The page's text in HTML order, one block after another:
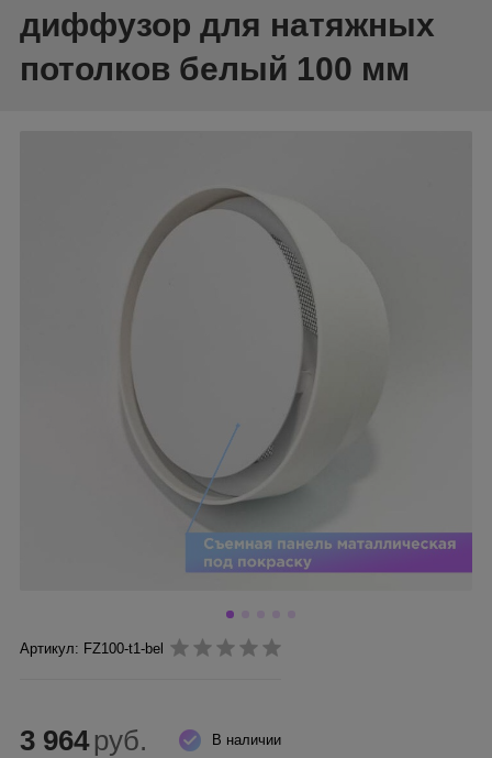
диффузор для натяжных
потолков белый 100 мм
Артикул: FZ100-t1-bel
В наличии
3 964 руб.